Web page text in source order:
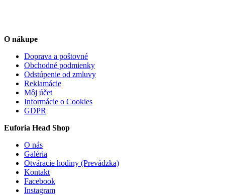
O nákupe
Doprava a poštovné
Obchodné podmienky
Odstúpenie od zmluvy
Reklamácie
Môj účet
Informácie o Cookies
GDPR
Euforia Head Shop
O nás
Galéria
Otváracie hodiny (Prevádzka)
Kontakt
Facebook
Instagram